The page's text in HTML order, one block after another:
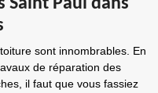
Paul dans
sont innombrables. En
de réparation des
il faut que vous fassiez